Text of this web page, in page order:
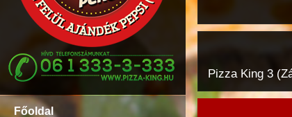
Főoldal
Pizza King 3